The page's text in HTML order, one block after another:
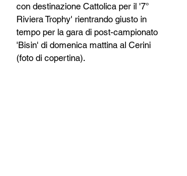
con destinazione Cattolica per il '7°
Riviera Trophy' rientrando giusto in
tempo per la gara di post-campionato
'Bisin' di domenica mattina al Cerini
(foto di copertina).